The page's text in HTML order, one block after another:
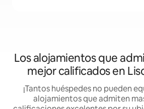
Los alojamientos que
mejor calificados en
¡Tantos huéspedes no pueden
alojamientos que admiten